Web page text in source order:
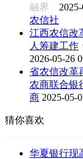
融界
农信社
江西农信改
人筹建工作
2026-05-26
省农信改革
农商联合银
商 2025-05-
猜你喜欢
华夏银行现